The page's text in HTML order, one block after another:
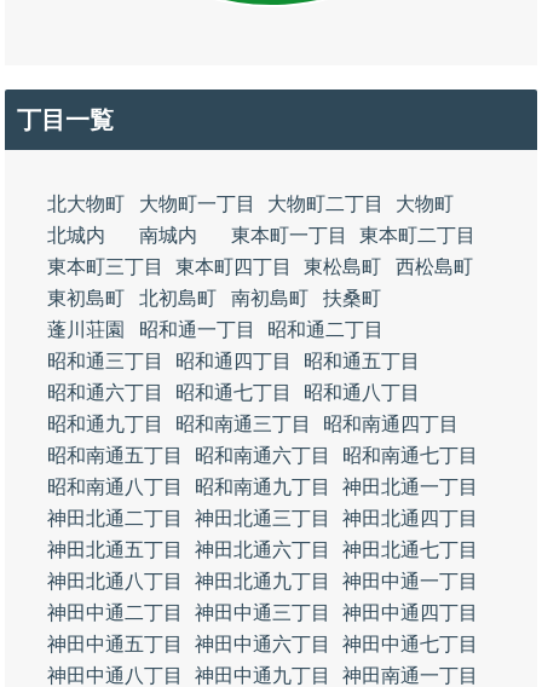
丁目一覧
北大物町 大物町一丁目 大物町二丁目
大物町
北城内
南城内 東本町一丁目
東本町二丁目
東本町三丁目
東本町四丁目 東松島町
西松島町
東初島町
北初島町 南初島町
扶桑町
蓬川荘園
昭和通一丁目
昭和通二丁目
昭和通三丁目
昭和通四丁目
昭和通五丁目
昭和通六丁目
昭和通七丁目
昭和通八丁目
昭和通九丁目
昭和南通三丁目
昭和南通四丁目
昭和南通五丁目
昭和南通六丁目
昭和南通七丁目
昭和南通八丁目
昭和南通九丁目
神田北通一丁目
神田北通二丁目
神田北通三丁目
神田北通四丁目
神田北通五丁目
神田北通六丁目
神田北通七丁目
神田北通八丁目
神田北通九丁目
神田中通一丁目
神田中通二丁目
神田中通三丁目
神田中通四丁目
神田中通五丁目
神田中通六丁目
神田中通七丁目
神田中通八丁目
神田中通九丁目
神田南通一丁目